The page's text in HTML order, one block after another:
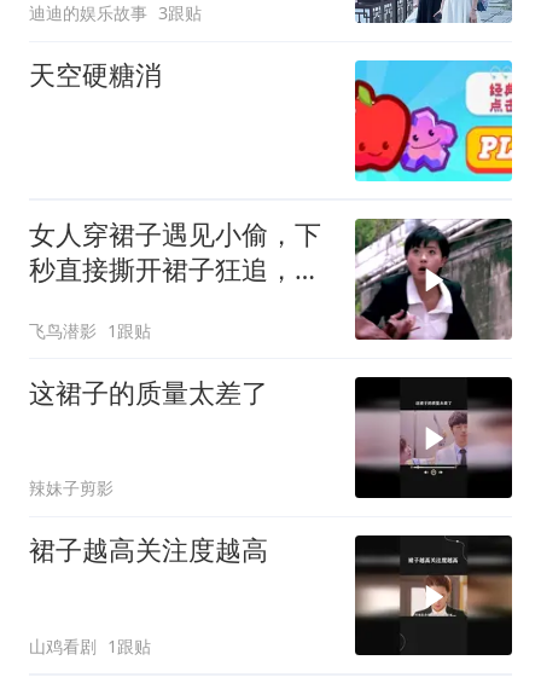
迪迪的娱乐故事 3跟贴
天空硬糖消
女人穿裙子遇见小偷，下
秒直接撕开裙子狂追，太
飞鸟潜影 1跟贴
这裙子的质量太差了
辣妹子剪影
裙子越高关注度越高
山鸡看剧 1跟贴